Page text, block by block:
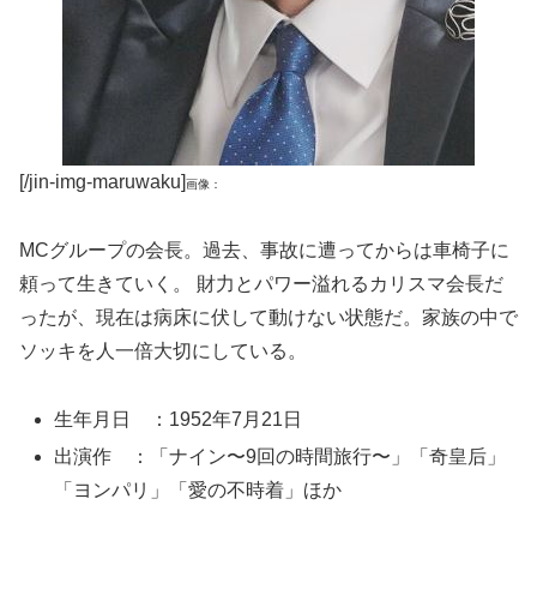
[/jin-img-maruwaku]画像：
MCグループの会長。過去、事故に遭ってからは車椅子に
頼って生きていく。 財力とパワー溢れるカリスマ会長だ
ったが、現在は病床に伏して動けない状態だ。家族の中で
ソッキを人一倍大切にしている。
生年月日 ：1952年7月21日
出演作 ：「ナイン〜9回の時間旅行〜」「奇皇后」
「ヨンパリ」「愛の不時着」ほか